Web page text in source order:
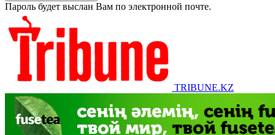
Пароль будет выслан Вам по электронной почте.
TRIBUNE.KZ